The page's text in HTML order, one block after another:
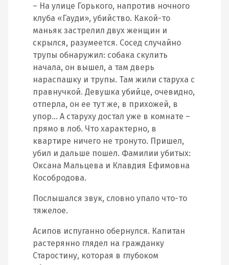
– На улице Горького, напротив ночного
клуба «Гауди», убийство. Какой-то
маньяк застрелил двух женщин и
скрылся, разумеется. Сосед случайно
трупы обнаружил: собака скулить
начала, он вышел, а там дверь
нараспашку и трупы. Там жили старуха с
правнучкой. Девушка убийце, очевидно,
отперла, он ее тут же, в прихожей, в
упор… А старуху достал уже в комнате –
прямо в лоб. Что характерно, в
квартире ничего не тронуто. Пришел,
убил и дальше пошел. Фамилии убитых:
Оксана Мальцева и Клавдия Ефимовна
Кособродова.
Послышался звук, словно упало что-то
тяжелое.
Асипов испуганно обернулся. Капитан
растерянно глядел на гражданку
Старостину, которая в глубоком